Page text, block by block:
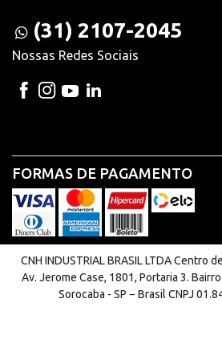
(31) 2107-2045
Nossas Redes Sociais
FORMAS DE PAGAMENTO
CNH INDUSTRIAL BRASIL LTDA Centro
Av. Jerome Case, 1801, Portaria 3.
Sorocaba - SP − Brasil CNPJ